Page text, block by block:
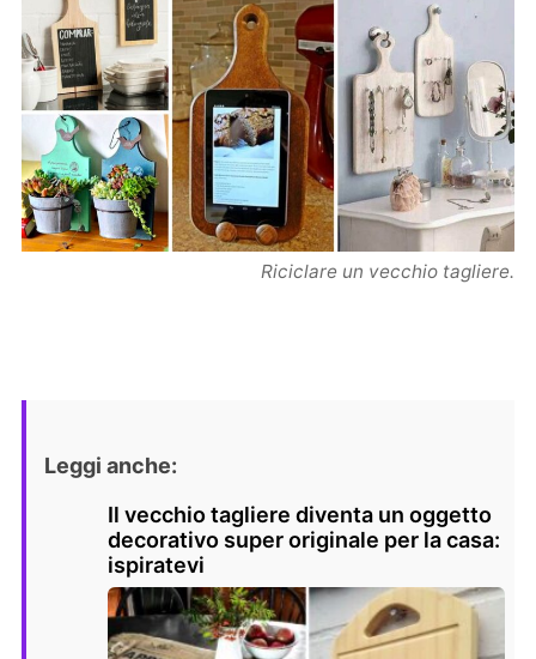
Riciclare un vecchio tagliere.
Leggi anche:
Il vecchio tagliere diventa un oggetto
decorativo super originale per la casa:
ispiratevi